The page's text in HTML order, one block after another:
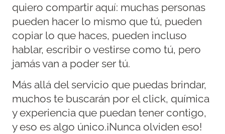
quiero compartir aquí: muchas personas
pueden hacer lo mismo que tú, pueden
copiar lo que haces, pueden incluso
hablar, escribir o vestirse como tú, pero
jamás van a poder ser tú.
Más allá del servicio que puedas brindar,
muchos te buscarán por el click, química
y experiencia que puedan tener contigo,
y eso es algo único.¡Nunca olviden eso!